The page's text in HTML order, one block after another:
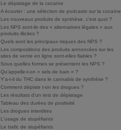
Le dépistage de la cocaïne
A écouter : une sélection de podcasts sur la cocaïne
Les nouveaux produits de synthèse, c’est quoi ?
Les NPS sont-ils des « alternatives légales » aux
produits illicites ?
Quels sont les principaux risques des NPS ?
Les compositions des produits annoncées sur les
sites de vente en ligne sont-elles fiables ?
Sous quelles formes se présentent les NPS ?
Qu’appelle-t-on « sels de bain » ?
Y’a-t-il du THC dans le cannabis de synthèse ?
Comment dépiste t-on les drogues ?
Les résultats d'un test de dépistage
Tableau des durées de positivité
Les drogues interdites
L'usage de stupéfiants
Le trafic de stupéfiants